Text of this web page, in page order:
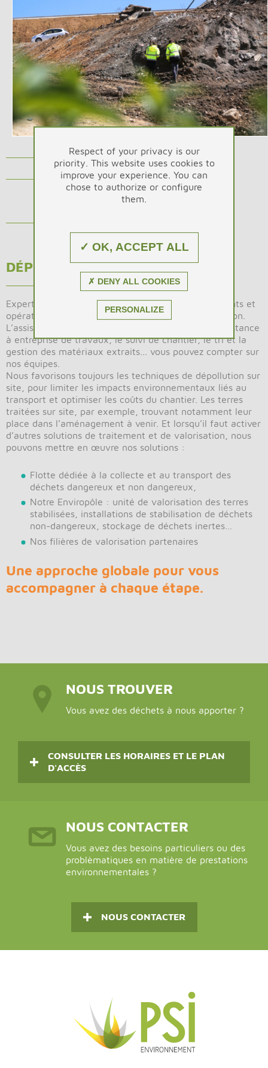
DÉPOLLUTION EN ACTION !
Expert du déchet, nous sommes habilités, compétents et
opérationnels pour gérer votre chantier de dépollution.
L’assistance à maîtrise d’œuvre ou d’ouvrage, l’assistance
à entreprise de travaux, le suivi de chantier, le tri et la
gestion des matériaux extraits... vous pouvez compter sur
nos équipes.
Nous favorisons toujours les techniques de dépollution sur
site, pour limiter les impacts environnementaux liés au
transport et optimiser les coûts du chantier. Les terres
traitées sur site, par exemple, trouvant notamment leur
place dans l’aménagement à venir. Et lorsqu’il faut activer
d’autres solutions de traitement et de valorisation, nous
pouvons mettre en œuvre nos solutions :
Flotte dédiée à la collecte et au transport des
déchets dangereux et non dangereux,
Notre Enviropôle : unité de valorisation des terres
stabilisées, installations de stabilisation de déchets
non-dangereux, stockage de déchets inertes…
Nos filières de valorisation partenaires
Une approche globale pour vous
accompagner à chaque étape.
NOUS TROUVER
Vous avez des déchets à nous apporter ?
CONSULTER LES HORAIRES ET LE PLAN
D'ACCÈS
NOUS CONTACTER
Vous avez des besoins particuliers ou des
problèmatiques en matière de prestations
environnementales ?
NOUS CONTACTER
Respect of your privacy is our
priority. This website uses cookies to
improve your experience. You can
chose to authorize or configure
them.
✓ OK, ACCEPT ALL
✗ DENY ALL COOKIES
PERSONALIZE